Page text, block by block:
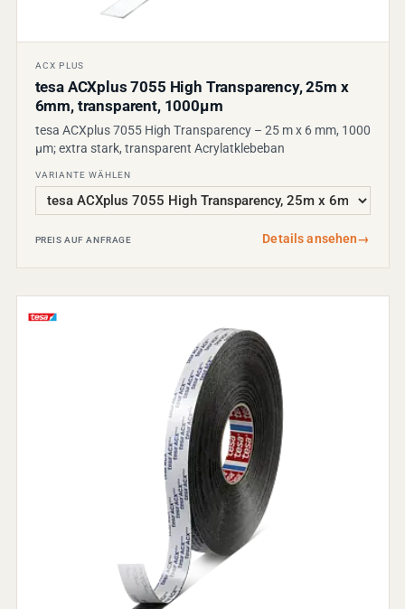
ACX PLUS
tesa ACXplus 7055 High Transparency, 25m x
6mm, transparent, 1000µm
tesa ACXplus 7055 High Transparency – 25 m x 6 mm, 1000
µm; extra stark, transparent Acrylatklebeban
VARIANTE WÄHLEN
PREIS AUF ANFRAGE Details ansehen→